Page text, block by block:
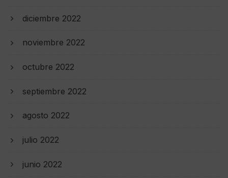
diciembre 2022
noviembre 2022
octubre 2022
septiembre 2022
agosto 2022
julio 2022
junio 2022